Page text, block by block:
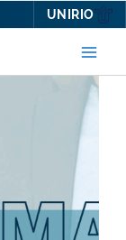
UNIRIO